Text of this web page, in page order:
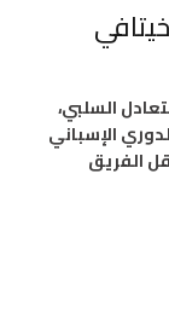
السلبي،
الإسباني
الفريق